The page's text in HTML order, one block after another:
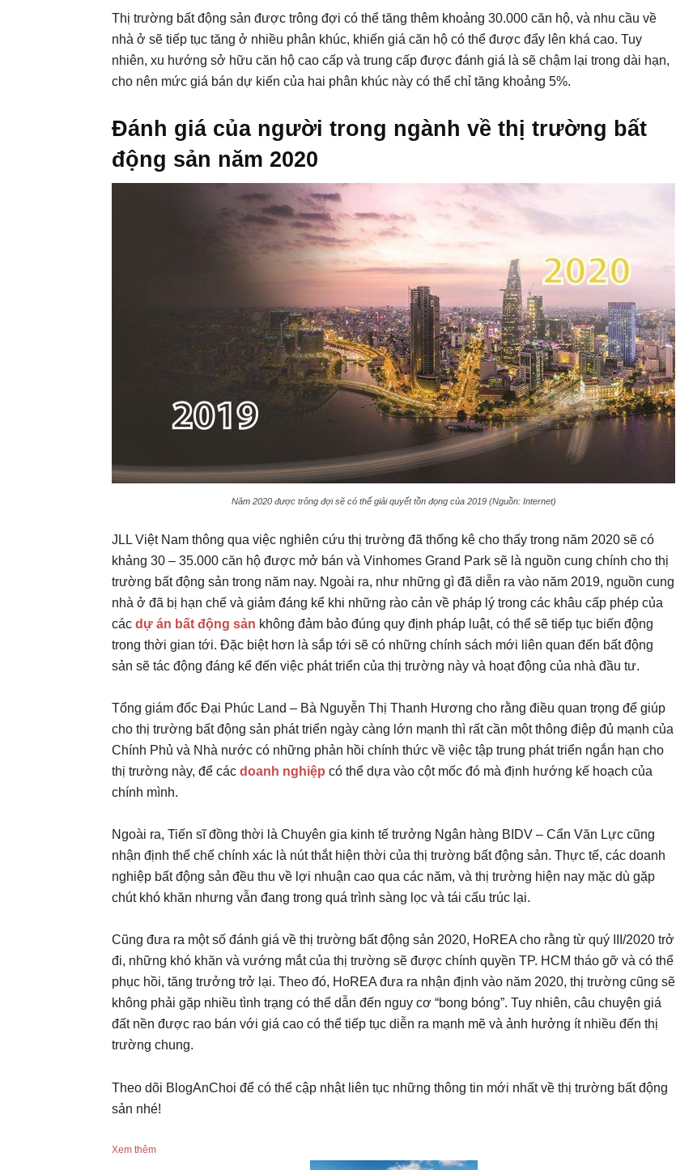
Thị trường bất động sản được trông đợi có thể tăng thêm khoảng 30.000 căn hộ, và nhu cầu về
nhà ở sẽ tiếp tục tăng ở nhiều phân khúc, khiến giá căn hộ có thể được đẩy lên khá cao. Tuy
nhiên, xu hướng sở hữu căn hộ cao cấp và trung cấp được đánh giá là sẽ chậm lại trong dài hạn,
cho nên mức giá bán dự kiến của hai phân khúc này có thể chỉ tăng khoảng 5%.
Đánh giá của người trong ngành về thị trường bất
động sản năm 2020
Năm 2020 được trông đợi sẽ có thể giải quyết tồn đọng của 2019 (Nguồn: Internet)
JLL Việt Nam thông qua việc nghiên cứu thị trường đã thống kê cho thấy trong năm 2020 sẽ có
khảng 30 – 35.000 căn hộ được mở bán và Vinhomes Grand Park sẽ là nguồn cung chính cho thị
trường bất động sản trong năm nay. Ngoài ra, như những gì đã diễn ra vào năm 2019, nguồn cung
nhà ở đã bị hạn chế và giảm đáng kể khi những rào cản về pháp lý trong các khâu cấp phép của
các dự án bất động sản không đảm bảo đúng quy định pháp luật, có thể sẽ tiếp tục biến động
trong thời gian tới. Đặc biệt hơn là sắp tới sẽ có những chính sách mới liên quan đến bất động
sản sẽ tác động đáng kể đến việc phát triển của thị trường này và hoạt động của nhà đầu tư.
Tổng giám đốc Đại Phúc Land – Bà Nguyễn Thị Thanh Hương cho rằng điều quan trọng để giúp
cho thị trường bất động sản phát triển ngày càng lớn mạnh thì rất cần một thông điệp đủ mạnh của
Chính Phủ và Nhà nước có những phản hồi chính thức về việc tập trung phát triển ngắn hạn cho
thị trường này, để các doanh nghiệp có thể dựa vào cột mốc đó mà định hướng kế hoạch của
chính mình.
Ngoài ra, Tiến sĩ đồng thời là Chuyên gia kinh tế trưởng Ngân hàng BIDV – Cẩn Văn Lực cũng
nhận định thể chế chính xác là nút thắt hiện thời của thị trường bất động sản. Thực tế, các doanh
nghiệp bất động sản đều thu về lợi nhuận cao qua các năm, và thị trường hiện nay mặc dù gặp
chút khó khăn nhưng vẫn đang trong quá trình sàng lọc và tái cấu trúc lại.
Cũng đưa ra một số đánh giá về thị trường bất động sản 2020, HoREA cho rằng từ quý III/2020 trở
đi, những khó khăn và vướng mắt của thị trường sẽ được chính quyền TP. HCM tháo gỡ và có thể
phục hồi, tăng trưởng trở lại. Theo đó, HoREA đưa ra nhận định vào năm 2020, thị trường cũng sẽ
không phải gặp nhiều tình trạng có thể dẫn đến nguy cơ “bong bóng”. Tuy nhiên, câu chuyện giá
đất nền được rao bán với giá cao có thể tiếp tục diễn ra mạnh mẽ và ảnh hưởng ít nhiều đến thị
trường chung.
Theo dõi BlogAnChoi để có thể cập nhật liên tục những thông tin mới nhất về thị trường bất động
sản nhé!
Xem thêm